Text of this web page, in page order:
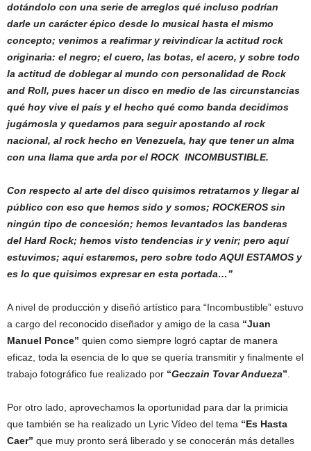
dotándolo con una serie de arreglos qué incluso podrían
darle un carácter épico desde lo musical hasta el mismo
concepto; venimos a reafirmar y reivindicar la actitud rock
originaria: el negro; el cuero, las botas, el acero, y sobre todo
la actitud de doblegar al mundo con personalidad de Rock
and Roll, pues hacer un disco en medio de las circunstancias
qué hoy vive el país y el hecho qué como banda decidimos
jugárnosla y quedarnos para seguir apostando al rock
nacional, al rock hecho en Venezuela, hay que tener un alma
con una llama que arda por el ROCK INCOMBUSTIBLE.
Con respecto al arte del disco quisimos retratarnos y llegar al
público con eso que hemos sido y somos; ROCKEROS sin
ningún tipo de concesión; hemos levantados las banderas
del Hard Rock; hemos visto tendencias ir y venir; pero aquí
estuvimos; aquí estaremos, pero sobre todo AQUI ESTAMOS y
es lo que quisimos expresar en esta portada…”
A nivel de producción y diseñó artístico para “Incombustible” estuvo
a cargo del reconocido diseñador y amigo de la casa “Juan
Manuel Ponce” quien como siempre logró captar de manera
eficaz, toda la esencia de lo que se quería transmitir y finalmente el
trabajo fotográfico fue realizado por “Geczain Tovar Andueza”
Por otro lado, aprovechamos la oportunidad para dar la primicia
que también se ha realizado un Lyric Vídeo del tema “Es Hasta
Caer” que muy pronto será liberado y se conocerán más detalles